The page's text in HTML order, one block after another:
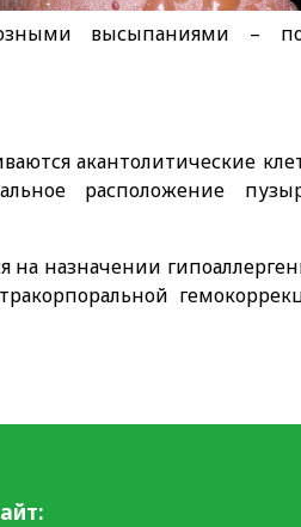
высыпаниями –
акантолитические
расположение
на назначении